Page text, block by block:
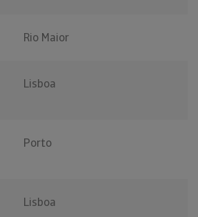
Rio Maior
Lisboa
Porto
Lisboa